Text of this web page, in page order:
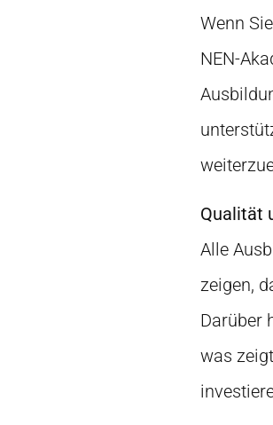
Wenn
NEN-
Qualität
Alle
zeigen,
Darüber
was